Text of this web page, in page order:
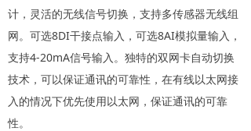
计，灵活的无线信号切换，支持多传感器无线组
网。可选8DI干接点输入，可选8AI模拟量输入，
支持4-20mA信号输入。独特的双网卡自动切换
技术，可以保证通讯的可靠性，在有线以太网接
入的情况下优先使用以太网，保证通讯的可靠
性。